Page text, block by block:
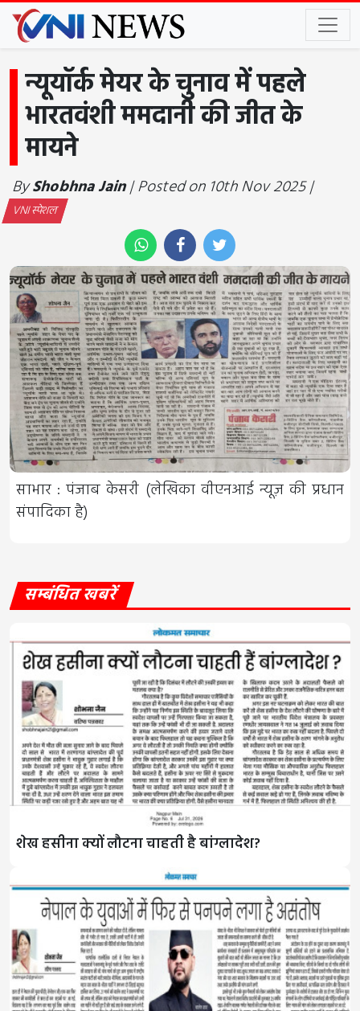
न्यूयॉर्क मेयर के चुनाव में पहले
भारतवंशी ममदानी की जीत के
मायने
ByShobhna Jain| Posted on 10th Nov 2025 |
VNI स्पेशल
साभार : पंजाब केसरी (लेखिका वीएनआई न्यूज़ की प्रधान
संपादिका है)
सम्बंधित खबरें
शेख हसीना क्यों लौटना चाहती है बांग्लादेश?